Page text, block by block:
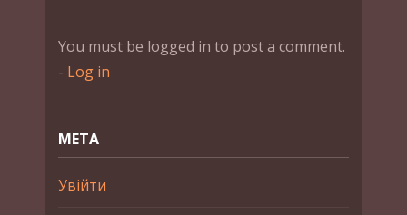
You must be logged in to post a comment.
- Log in
МЕТА
Увійти